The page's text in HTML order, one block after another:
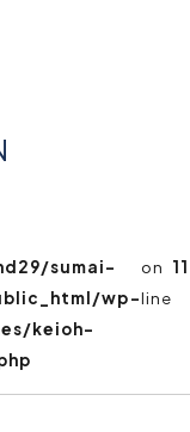
sumai-
wp-
keioh-
on
line